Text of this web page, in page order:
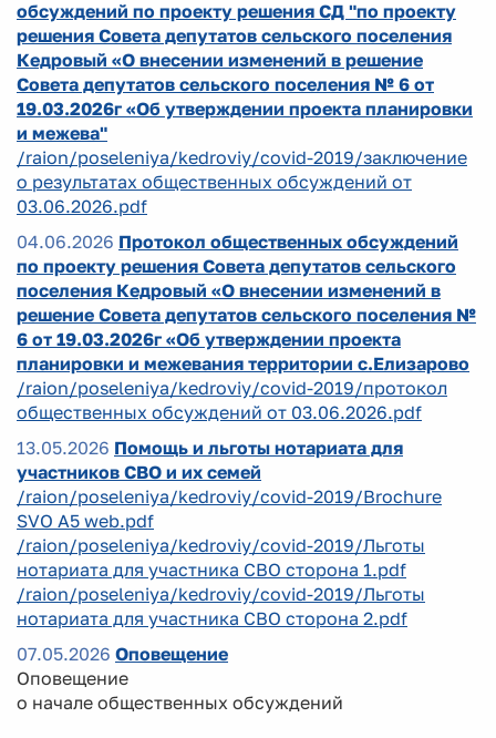
обсуждений по проекту решения СД "по проекту
решения Совета депутатов сельского поселения
Кедровый «О внесении изменений в решение
Совета депутатов сельского поселения № 6 от
19.03.2026г «Об утверждении проекта планировки
и межева"
/raion/poseleniya/kedroviy/covid-2019/заключение
о результатах общественных обсуждений от
03.06.2026.pdf
04.06.2026 Протокол общественных обсуждений
по проекту решения Совета депутатов сельского
поселения Кедровый «О внесении изменений в
решение Совета депутатов сельского поселения №
6 от 19.03.2026г «Об утверждении проекта
планировки и межевания территории с.Елизарово
/raion/poseleniya/kedroviy/covid-2019/протокол
общественных обсуждений от 03.06.2026.pdf
13.05.2026 Помощь и льготы нотариата для
участников СВО и их семей
/raion/poseleniya/kedroviy/covid-2019/Brochure
SVO A5 web.pdf
/raion/poseleniya/kedroviy/covid-2019/Льготы
нотариата для участника СВО сторона 1.pdf
/raion/poseleniya/kedroviy/covid-2019/Льготы
нотариата для участника СВО сторона 2.pdf
07.05.2026 Оповещение
Оповещение
о начале общественных обсуждений